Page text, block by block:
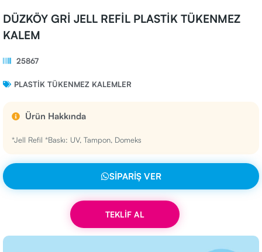
DÜZKÖY GRİ JELL REFİL PLASTİK TÜKENMEZ
KALEM
25867
PLASTIK TÜKENMEZ KALEMLER
Ürün Hakkında
*Jell Refil *Baskı: UV, Tampon, Domeks
SIPARIŞ VER
TEKLİF AL